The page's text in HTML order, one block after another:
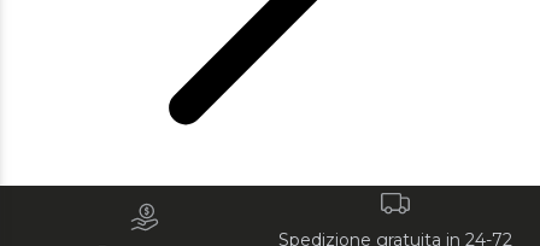
Spedizione gratuita in 24-72